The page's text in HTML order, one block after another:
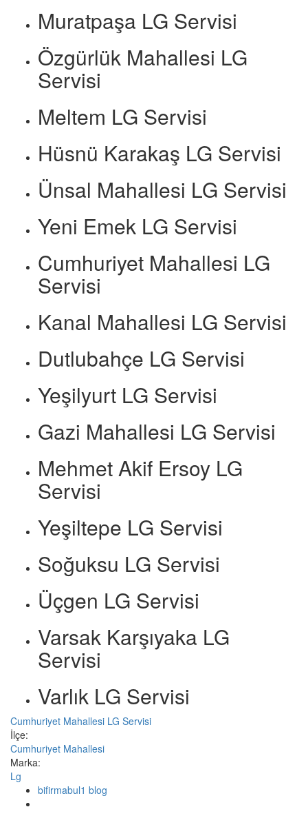
Muratpaşa LG Servisi
Özgürlük Mahallesi LG
Servisi
Meltem LG Servisi
Hüsnü Karakaş LG Servisi
Ünsal Mahallesi LG Servisi
Yeni Emek LG Servisi
Cumhuriyet Mahallesi LG
Servisi
Kanal Mahallesi LG Servisi
Dutlubahçe LG Servisi
Yeşilyurt LG Servisi
Gazi Mahallesi LG Servisi
Mehmet Akif Ersoy LG
Servisi
Yeşiltepe LG Servisi
Soğuksu LG Servisi
Üçgen LG Servisi
Varsak Karşıyaka LG
Servisi
Varlık LG Servisi
Cumhuriyet Mahallesi LG Servisi
İlçe:
Cumhuriyet Mahallesi
Marka:
Lg
bifirmabul1 blog